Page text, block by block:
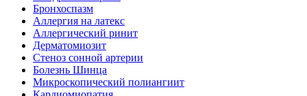
Бронхоспазм
Аллергия на латекс
Аллергический ринит
Дерматомиозит
Стеноз сонной артерии
Болезнь Шинца
Микроскопический полиангиит